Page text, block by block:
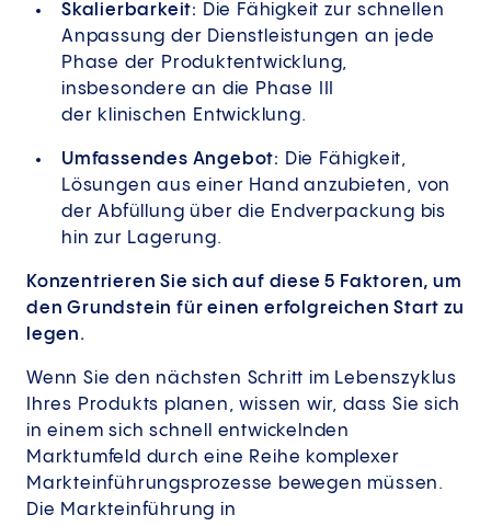
Skalierbarkeit: Die Fähigkeit zur schnellen
Anpassung der Dienstleistungen an jede
Phase der Produktentwicklung,
insbesondere an die Phase III
der klinischen Entwicklung.
Umfassendes Angebot: Die Fähigkeit,
Lösungen aus einer Hand anzubieten, von
der Abfüllung über die Endverpackung bis
hin zur Lagerung.
Konzentrieren Sie sich auf diese 5 Faktoren, um
den Grundstein für einen erfolgreichen Start zu
legen.
Wenn Sie den nächsten Schritt im Lebenszyklus
Ihres Produkts planen, wissen wir, dass Sie sich
in einem sich schnell entwickelnden
Marktumfeld durch eine Reihe komplexer
Markteinführungsprozesse bewegen müssen.
Die Markteinführung in